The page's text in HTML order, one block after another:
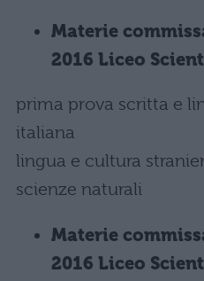
Materie
2016 Liceo
prima prova scritta e
italiana
lingua e cultura
scienze naturali
Materie
2016 Liceo